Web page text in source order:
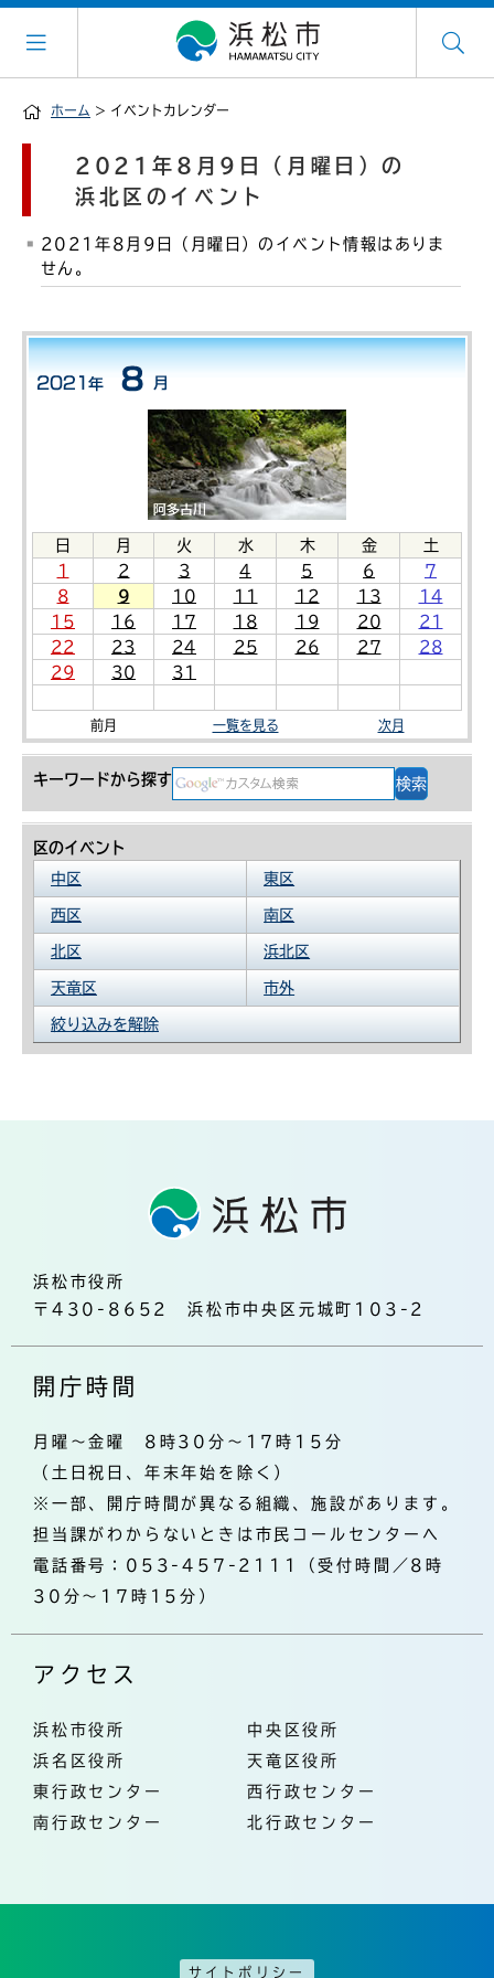
ホーム > イベントカレンダー
日 月 火 水 木 金
土
1
2 3 4 5 6
7
8
9 10 11 12 13
14
15
16 17 18 19 20
21
22
23 24 25 26 27
28
29
30 31
前月 一覧を見る 次月
キーワードから探す
区のイベント
中区
東区
西区 南区
北区 浜北区
天竜区 市外
絞り込みを解除
2021年8月9日（月曜日）の
浜北区のイベント
2021年8月9日（月曜日）のイベント情報はありま
せん。
浜松市役所
〒430-8652 浜松市中央区元城町103-2
開庁時間
月曜～金曜 8時30分～17時15分
（土日祝日、年末年始を除く）
※一部、開庁時間が異なる組織、施設があります。
担当課がわからないときは市民コールセンターへ
電話番号：053-457-2111（受付時間／8時
30分～17時15分）
アクセス
浜松市役所
中央区役所
浜名区役所
天竜区役所
東行政センター
西行政センター
南行政センター
北行政センター
サイトポリシー